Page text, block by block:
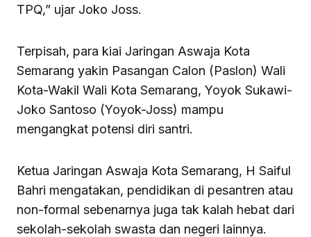
TPQ,” ujar Joko Joss.
Terpisah, para kiai Jaringan Aswaja Kota
Semarang yakin Pasangan Calon (Paslon) Wali
Kota-Wakil Wali Kota Semarang, Yoyok Sukawi-
Joko Santoso (Yoyok-Joss) mampu
mengangkat potensi diri santri.
Ketua Jaringan Aswaja Kota Semarang, H Saiful
Bahri mengatakan, pendidikan di pesantren atau
non-formal sebenarnya juga tak kalah hebat dari
sekolah-sekolah swasta dan negeri lainnya.